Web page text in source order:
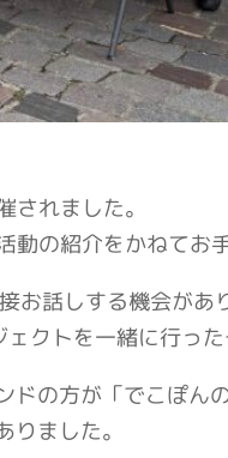
れました。
の紹介をかねてお
話しする機会があ
クトを一緒に行った
の方が「でこぽん
ました。